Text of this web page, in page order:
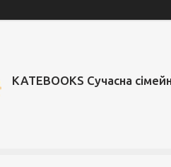
KATEBOOKS Сучасна